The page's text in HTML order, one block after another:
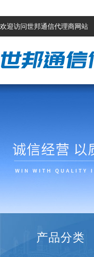
欢迎访问世邦通信代理商网站
产品分类